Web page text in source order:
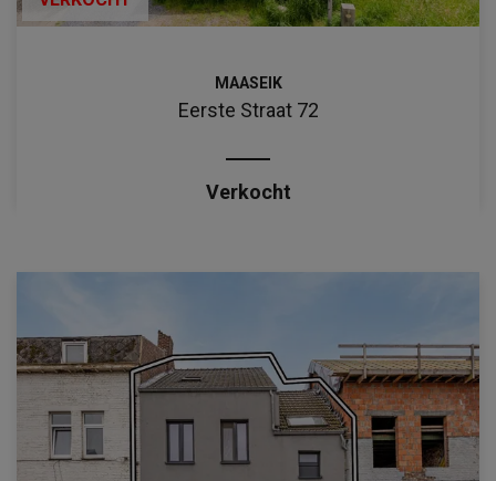
MAASEIK
Eerste Straat 72
Verkocht